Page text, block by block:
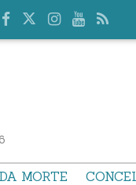
MORTE